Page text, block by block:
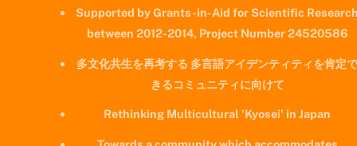
Supported by Grants-in-Aid for Scientific Research
between 2012-2014, Project Number 24520586
多文化共生を再考する 多言語アイデンティティを肯定
きるコミュニティに向けて
Rethinking Multicultural 'Kyosei' in Japan